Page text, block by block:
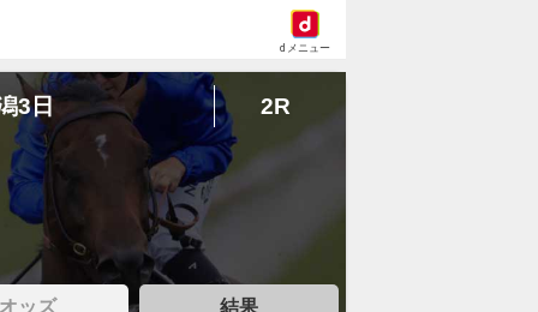
dメニュー
3日 2R
オッズ 結果